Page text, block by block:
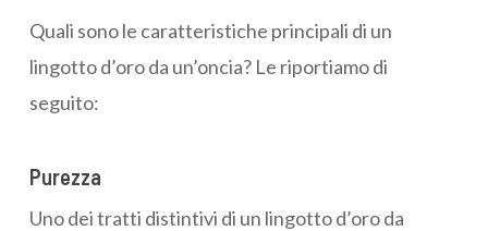
Quali sono le caratteristiche principali di un
lingotto d’oro da un’oncia? Le riportiamo di
seguito:
Purezza
Uno dei tratti distintivi di un lingotto d’oro da